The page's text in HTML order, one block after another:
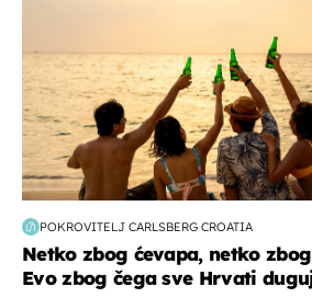
POKROVITELJ CARLSBERG CROATIA
Netko zbog ćevapa, netko
Evo zbog čega sve Hrvati